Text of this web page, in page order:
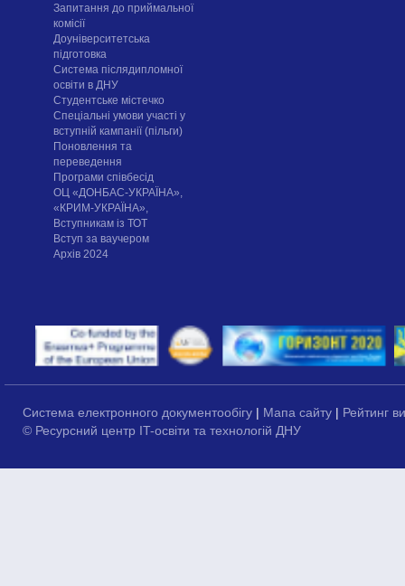
Запитання до приймальної
комісії
Доуніверситетська
підготовка
Система післядипломної
освіти в ДНУ
Cтудентське містечко
Спеціальні умови участі у
вступній кампанії (пільги)
Поновлення та
переведення
Програми співбесід
ОЦ «ДОНБАС-УКРАЇНА»,
«КРИМ-УКРАЇНА»,
Вступникам із ТОТ
Вступ за ваучером
Архів 2024
Система електронного документообігу | Мапа сайту | Рейтинг
© Ресурсний центр IT-освіти та технологій ДНУ